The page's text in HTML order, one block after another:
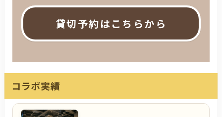
貸切予約はこちらから
コラボ実績